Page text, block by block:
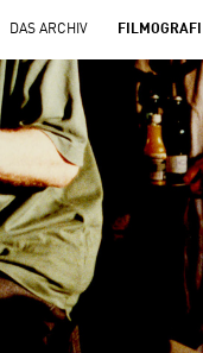
DAS ARCHIV